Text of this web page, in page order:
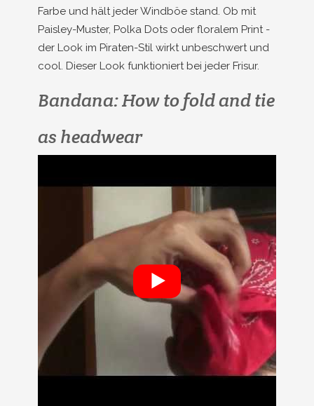
Farbe und hält jeder Windböe stand. Ob mit
Paisley-Muster, Polka Dots oder floralem Print -
der Look im Piraten-Stil wirkt unbeschwert und
cool. Dieser Look funktioniert bei jeder Frisur.
Bandana: How to fold and tie
as headwear